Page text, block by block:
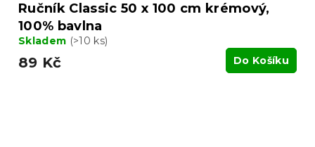
Ručník Classic 50 x 100 cm krémový,
100% bavlna
Skladem (>10 ks)
89 Kč Do Košíku